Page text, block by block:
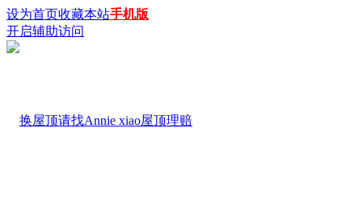
设为首页收藏本站手机版
开启辅助访问